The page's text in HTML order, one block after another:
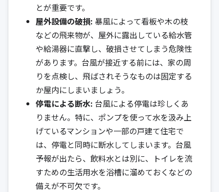
とが重要です。
屋外設備の破損: 暴風によって看板や木の枝
などの飛来物が、屋外に露出している給水管
や給湯器に直撃し、破損させてしまう危険性
があります。台風が接近する前には、家の周
りを点検し、飛ばされそうなものは固定する
か屋内にしまいましょう。
停電による断水: 台風による停電は珍しくあ
りません。特に、ポンプを使って水を汲み上
げているマンションや一部の戸建て住宅で
は、停電と同時に断水してしまいます。台風
予報が出たら、飲料水とは別に、トイレを流
すための生活用水を浴槽に溜めておくなどの
備えが不可欠です。